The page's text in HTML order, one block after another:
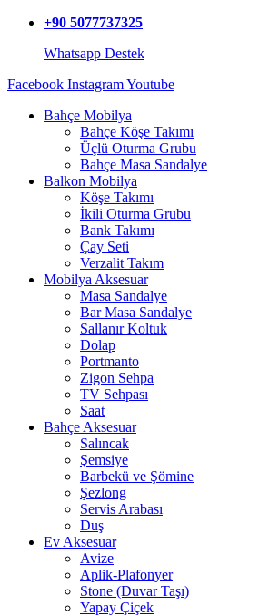
+90 5077737325
Whatsapp Destek
Facebook InstagramYoutube
Bahçe Mobilya
Bahçe Köşe Takımı
Üçlü Oturma Grubu
Bahçe Masa Sandalye
Balkon Mobilya
Köşe Takımı
İkili Oturma Grubu
Bank Takımı
Çay Seti
Verzalit Takım
Mobilya Aksesuar
Masa Sandalye
Bar Masa Sandalye
Sallanır Koltuk
Dolap
Portmanto
Zigon Sehpa
TV Sehpası
Saat
Bahçe Aksesuar
Salıncak
Şemsiye
Barbekü ve Şömine
Şezlong
Servis Arabası
Duş
Ev Aksesuar
Avize
Aplik-Plafonyer
Stone (Duvar Taşı)
Yapay Çiçek